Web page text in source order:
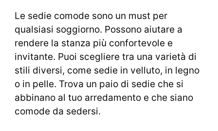
Le sedie comode sono un must per
qualsiasi soggiorno. Possono aiutare a
rendere la stanza più confortevole e
invitante. Puoi scegliere tra una varietà di
stili diversi, come sedie in velluto, in legno
o in pelle. Trova un paio di sedie che si
abbinano al tuo arredamento e che siano
comode da sedersi.